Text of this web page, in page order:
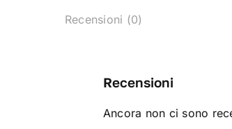
Recensioni (0)
Recensioni
Ancora non ci sono